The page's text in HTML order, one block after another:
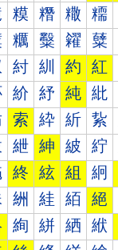
糢 糣 糤 糥
糲 糳 糴 糵
紂 紃 約 紅
紒 紓 純 紕
索 紣 紤 紥
紲 紳 紴 紵
終 絃 組 絅
絒 絓 絔 絕
絢 絣 絤 絥